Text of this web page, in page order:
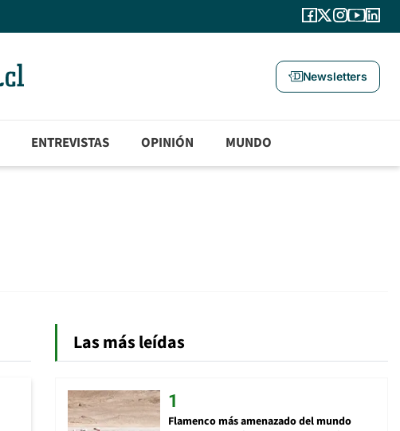
Newsletters
ENTREVISTAS OPINIÓN MUNDO
Las más leídas
Flamenco más amenazado del mundo